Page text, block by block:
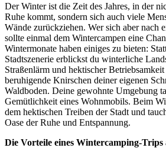
Der Winter ist die Zeit des Jahres, in der
Ruhe kommt, sondern sich auch viele
Wände zurückziehen. Wer sich aber nach
sollte einmal dem Wintercampen eine
Wintermonate haben einiges zu bieten:
Stadtszenerie erblickst du winterliche
Straßenlärm und hektischer
beruhigende Knirschen deiner eigenen
Waldboden. Deine gewohnte Umgebung
Gemütlichkeit eines Wohnmobils. Beim
dem hektischen Treiben der Stadt und
Oase der Ruhe und Entspannung.
Die Vorteile eines Wintercamping-